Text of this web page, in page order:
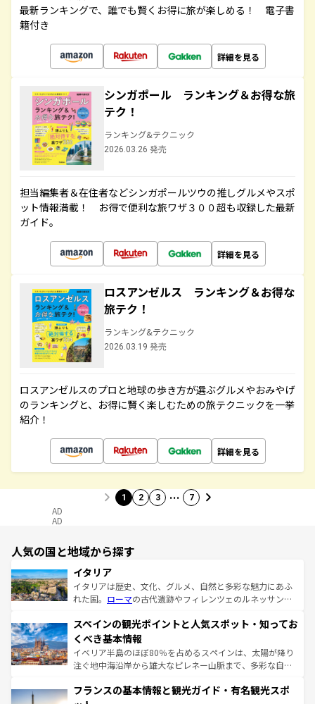
最新ランキングで、誰でも賢くお得に旅が楽しめる！ 電子書
籍付き
詳細を見る
シンガポール ランキング＆お得な旅
テク！
ランキング&テクニック
2026.03.26 発売
担当編集者＆在住者などシンガポールツウの推しグルメやスポ
ット情報満載！ お得で便利な旅ワザ３００超も収録した最新
ガイド。
詳細を見る
ロスアンゼルス ランキング＆お得な
旅テク！
ランキング&テクニック
2026.03.19 発売
ロスアンゼルスのプロと地球の歩き方が選ぶグルメやおみやげ
のランキングと、お得に賢く楽しむための旅テクニックを一挙
紹介！
詳細を見る
1 2 3 … 7
AD
AD
人気の国と地域から探す
イタリア
イタリアは歴史、文化、グルメ、自然と多彩な魅力にあふ
れた国。 ローマの古代遺跡やフィレンツェのルネッサンス
ろん、トスカーナの美しい田園風景やアマルフィ海岸の絶
景など、自然景観も見逃せない。観光の合間には、本場の
ピザやパスタなど、絶品のイタリア料理を堪能することも
できる。朝目覚めてから夜眠るまで、すべての瞬間を楽し
なお、新着のイタリア情報はコンテンツ一覧を参照してほ
しい。
スペインの観光ポイントと人気スポット・知ってお
くべき基本情報
イベリア半島のほぼ80％を占めるスペインは、太陽が降り
注ぐ地中海沿岸から雄大なピレネー山脈まで、多彩な自然
文化が根付くこの国では、情熱的なフラメンコ、熱気あふ
フランスの基本情報と観光ガイド・有名観光スポ